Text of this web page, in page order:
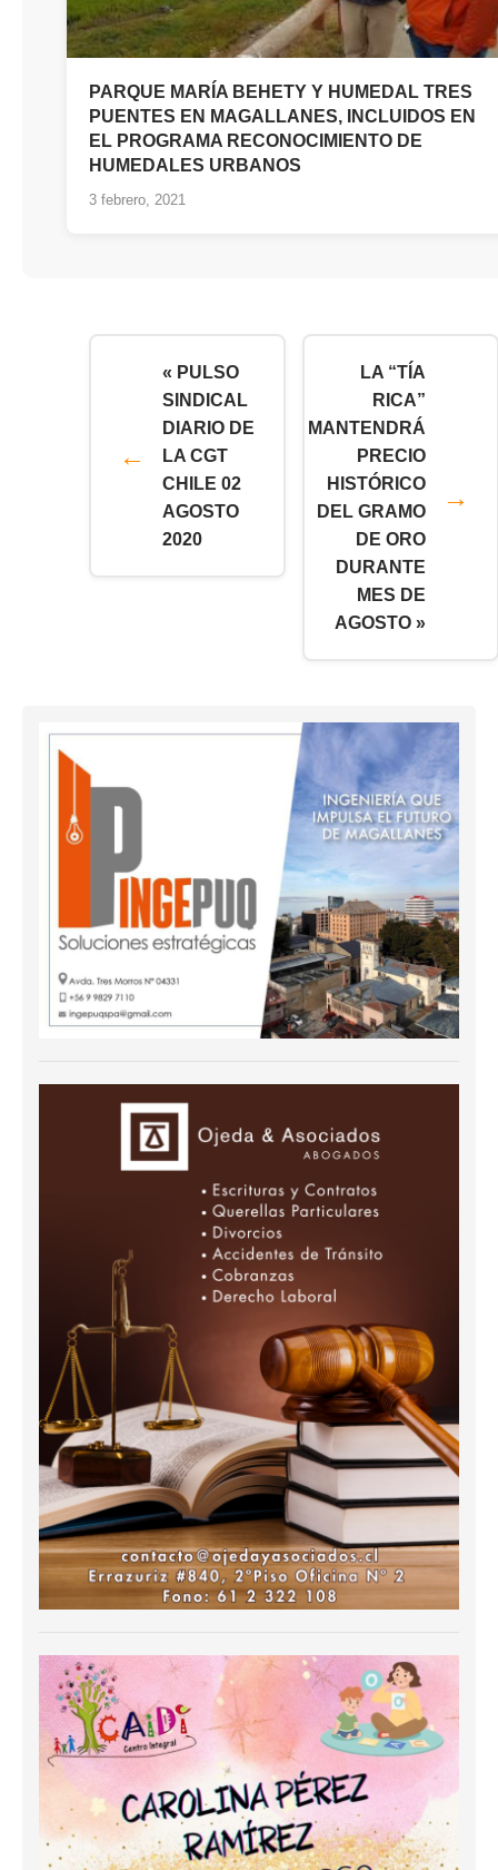
PARQUE MARÍA BEHETY Y HUMEDAL TRES
PUENTES EN MAGALLANES, INCLUIDOS EN
EL PROGRAMA RECONOCIMIENTO DE
HUMEDALES URBANOS
3 febrero, 2021
« PULSO
SINDICAL
DIARIO DE
LA CGT
CHILE 02
AGOSTO
2020
LA “TÍA
RICA”
MANTENDRÁ
PRECIO
HISTÓRICO
DEL GRAMO
DE ORO
DURANTE
MES DE
AGOSTO »